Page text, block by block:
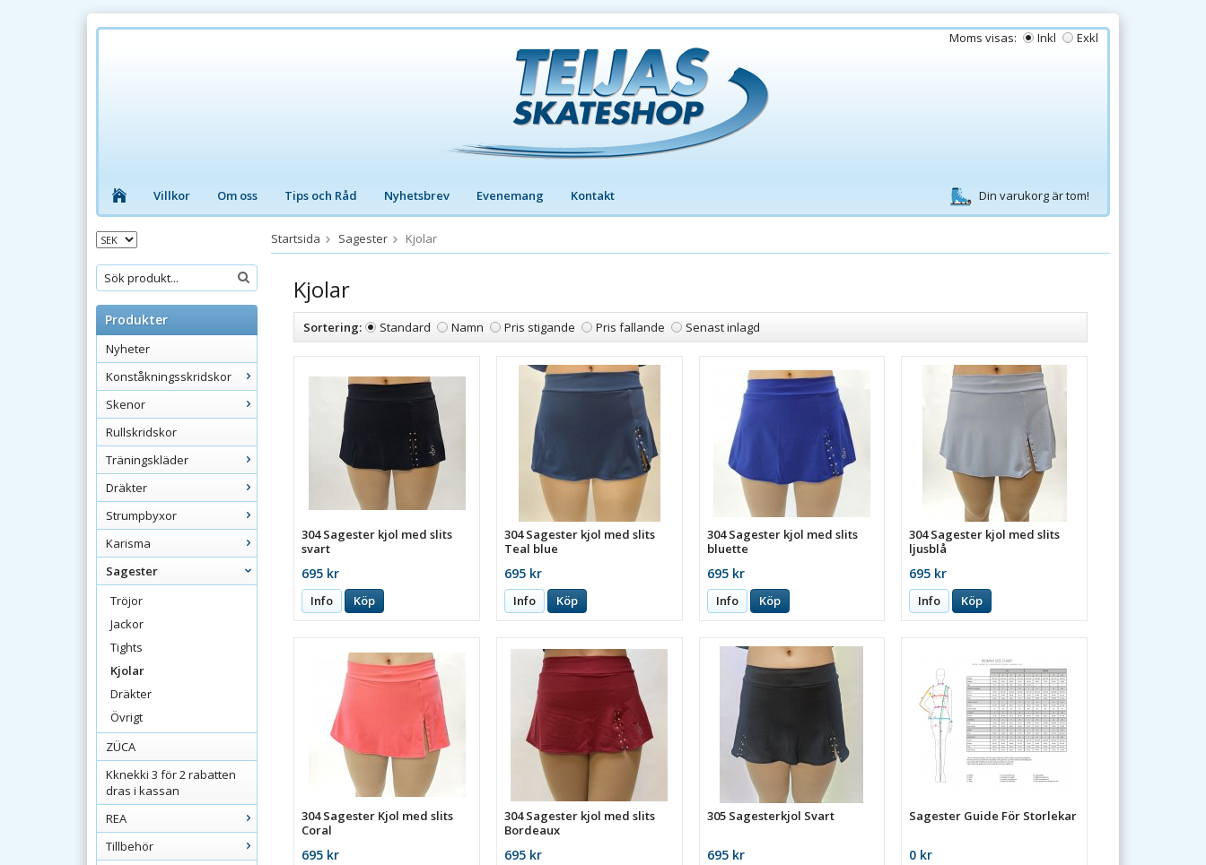
Moms visas: Inkl Exkl
Villkor Om oss Tips och Råd Nyhetsbrev Evenemang Kontakt Din varukorg är tom!
Produkter
Nyheter
Konståkningsskridskor
Skenor
Rullskridskor
Träningskläder
Dräkter
Strumpbyxor
Karisma
Sagester
Tröjor
Jackor
Tights
Kjolar
Dräkter
Övrigt
ZÜCA
Kknekki 3 för 2 rabatten
dras i kassan
REA
Tillbehör
Startsida Sagester Kjolar
Kjolar
Sortering: Standard Namn Pris stigande Pris fallande Senast inlagd
304 Sagester kjol med slits
svart
695 kr
Info Köp
304 Sagester kjol med slits
Teal blue
695 kr
Info Köp
304 Sagester kjol med slits
bluette
695 kr
Info Köp
304 Sagester kjol med slits
ljusblå
695 kr
Info Köp
304 Sagester Kjol med slits
Coral
695 kr
304 Sagester kjol med slits
Bordeaux
695 kr
305 Sagesterkjol Svart
695 kr
Sagester Guide För Storlekar
0 kr